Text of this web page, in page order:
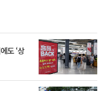
도 ‘상